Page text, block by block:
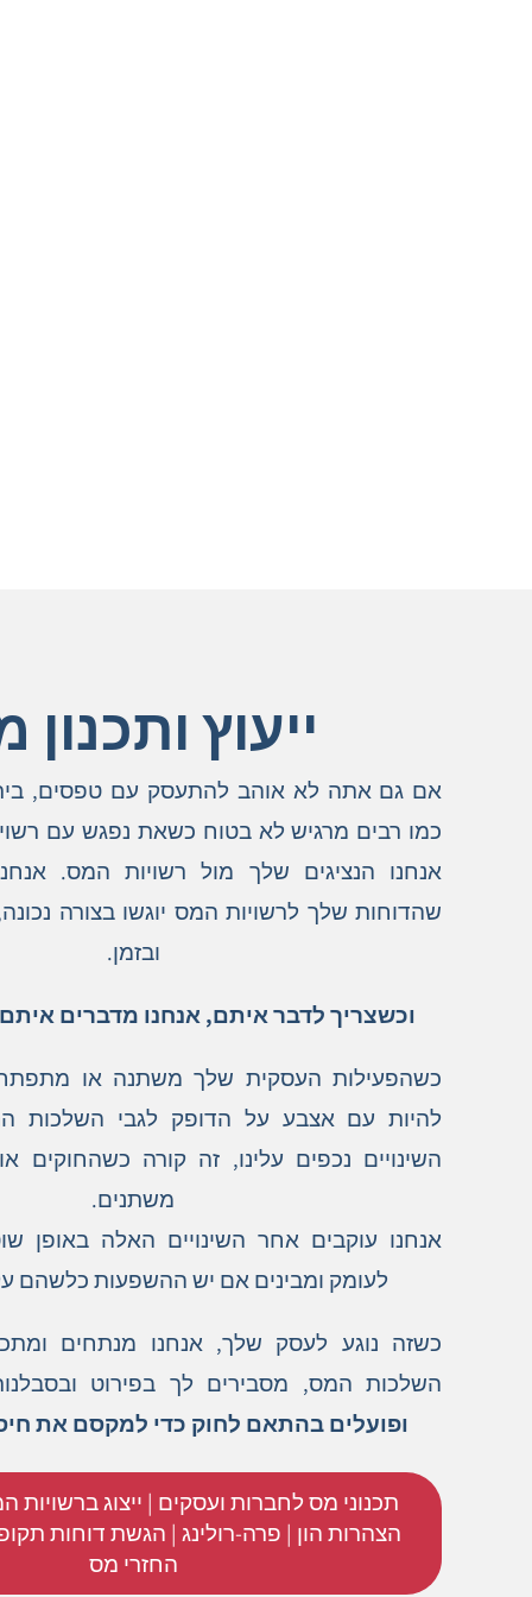
ייעוץ
אם גם אתה לא אוהב להתעסק עם טפסים,
כמו רבים מרגיש לא בטוח כשאת נפגש עם
אנחנו הנציגים שלך מול רשויות המס.
שהדוחות שלך לרשויות המס יוגשו בצורה
ובזמן.
וכשצריך לדבר איתם, אנחנו מדברים
כשהפעילות העסקית שלך משתנה או
להיות עם אצבע על הדופק לגבי השלכות
השינויים נכפים עלינו, זה קורה כשהחוקים
משתנים.
אנחנו עוקבים אחר השינויים האלה באופן
לעומק ומבינים אם יש ההשפעות כלשהם
כשזה נוגע לעסק שלך, אנחנו מנתחים
השלכות המס, מסבירים לך בפירוט
ופועלים בהתאם לחוק כדי למקסם את
תכנוני מס לחברות ועסקים | ייצוג ברשויות
הצהרות הון | פרה-רולינג | הגשת דוחות
החזרי מס